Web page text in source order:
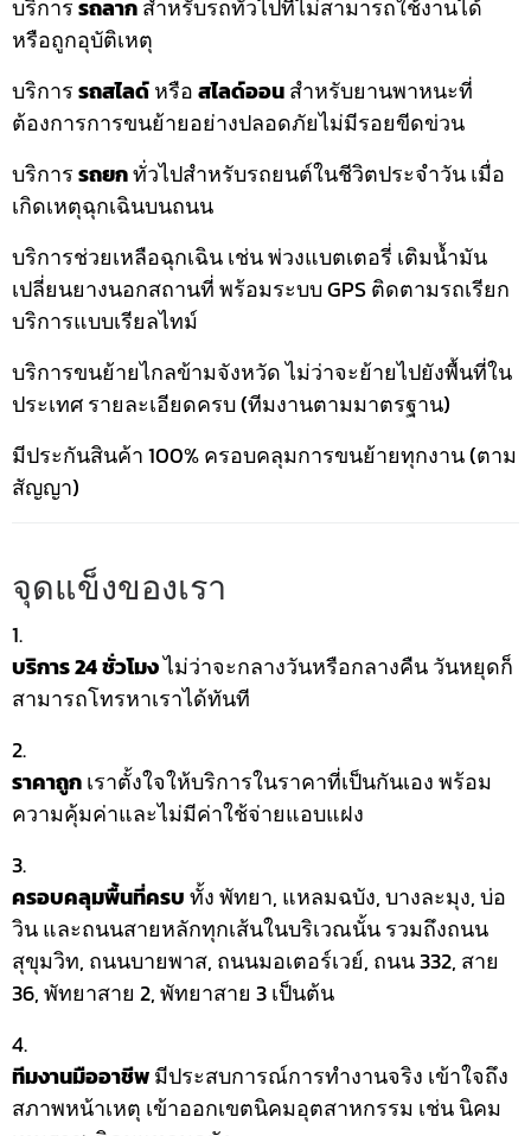
บริการรถลากสำหรับรถทั่วไปที่ไม่สามารถใช้งานได้
หรือถูกอุบัติเหตุ
บริการรถสไลด์หรือสไลด์ออนสำหรับยานพาหนะที่
ต้องการการขนย้ายอย่างปลอดภัยไม่มีรอยขีดข่วน
บริการรถยกทั่วไปสำหรับรถยนต์ในชีวิตประจำวัน เมื่อ
เกิดเหตุฉุกเฉินบนถนน
บริการช่วยเหลือฉุกเฉิน เช่น พ่วงแบตเตอรี่ เติมน้ำมัน
เปลี่ยนยางนอกสถานที่ พร้อมระบบ GPS ติดตามรถเรียก
บริการแบบเรียลไทม์
บริการขนย้ายไกลข้ามจังหวัด ไม่ว่าจะย้ายไปยังพื้นที่ใน
ประเทศ รายละเอียดครบ (ทีมงานตามมาตรฐาน)
มีประกันสินค้า 100% ครอบคลุมการขนย้ายทุกงาน (ตาม
สัญญา)
จุดแข็งของเรา
บริการ 24 ชั่วโมงไม่ว่าจะกลางวันหรือกลางคืน วันหยุดก็
สามารถโทรหาเราได้ทันที
ราคาถูกเราตั้งใจให้บริการในราคาที่เป็นกันเอง พร้อม
ความคุ้มค่าและไม่มีค่าใช้จ่ายแอบแฝง
ครอบคลุมพื้นที่ครบทั้ง พัทยา, แหลมฉบัง, บางละมุง, บ่อ
วิน และถนนสายหลักทุกเส้นในบริเวณนั้น รวมถึงถนน
สุขุมวิท, ถนนบายพาส, ถนนมอเตอร์เวย์, ถนน 332, สาย
36, พัทยาสาย 2, พัทยาสาย 3 เป็นต้น
ทีมงานมืออาชีพมีประสบการณ์การทำงานจริง เข้าใจถึง
สภาพหน้าเหตุ เข้าออกเขตนิคมอุตสาหกรรม เช่น นิคม